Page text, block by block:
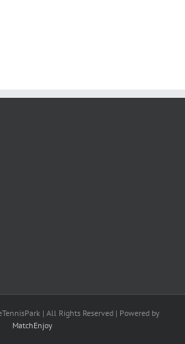
| All Rights Reserved | Powered by
MatchEnjoy